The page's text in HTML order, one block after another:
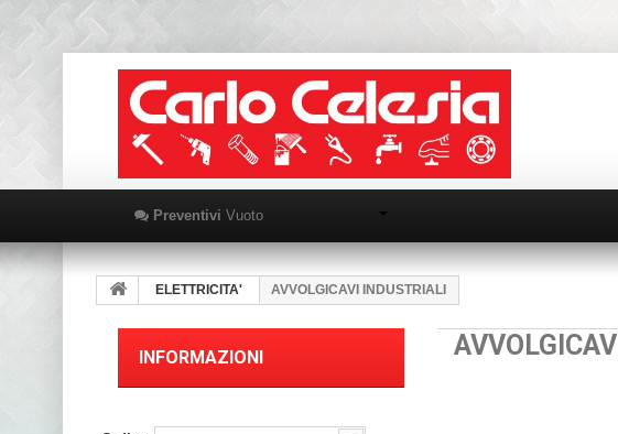
Preventivi Vuoto
ELETTRICITA' AVVOLGICAVI INDUSTRIALI
INFORMAZIONI